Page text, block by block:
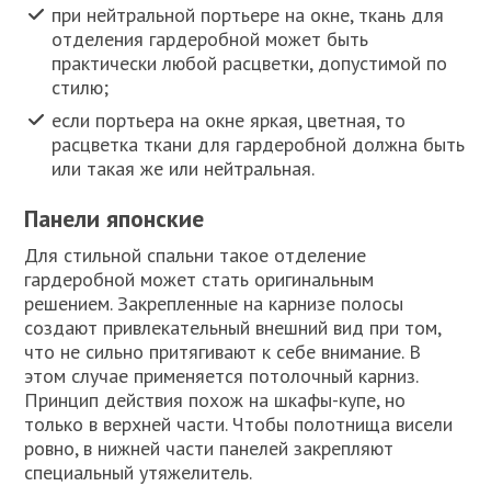
при нейтральной портьере на окне, ткань для
отделения гардеробной может быть
практически любой расцветки, допустимой по
стилю;
если портьера на окне яркая, цветная, то
расцветка ткани для гардеробной должна быть
или такая же или нейтральная.
Панели японские
Для стильной спальни такое отделение
гардеробной может стать оригинальным
решением. Закрепленные на карнизе полосы
создают привлекательный внешний вид при том,
что не сильно притягивают к себе внимание. В
этом случае применяется потолочный карниз.
Принцип действия похож на шкафы-купе, но
только в верхней части. Чтобы полотнища висели
ровно, в нижней части панелей закрепляют
специальный утяжелитель.